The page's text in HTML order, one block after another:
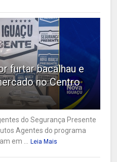
furtar bacalhau e
no Centro
do Segurança Presente
Agentes do programa
em ... Leia Mais